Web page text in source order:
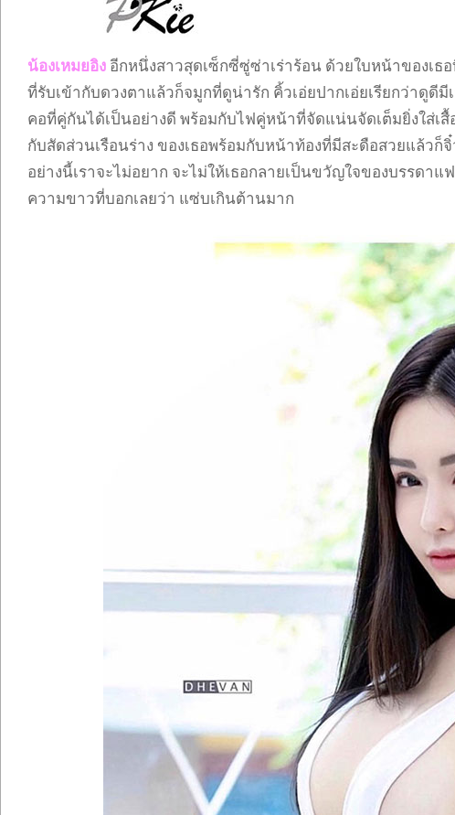
น้องเหมยอิง อีกหนึ่งสาวสุดเซ็กซี่ซู่ซ่าเร่าร้อน ด้วยใบหน้าของเ
ที่รับเข้ากับดวงตาแล้วก็จมูกที่ดูน่ารัก คิ้วเอ่ยปากเอ่ยเรียกว่าดูดี
คอที่คู่กันได้เป็นอย่างดี พร้อมกับไฟคู่หน้าที่จัดแน่นจัดเต็มยิ่งใส่เ
กับสัดส่วนเรือนร่าง ของเธอพร้อมกับหน้าท้องที่มีสะดือสวยแล้ว
อย่างนี้เราจะไม่อยาก จะไม่ให้เธอกลายเป็นขวัญใจของบรรดา
ความขาวที่บอกเลยว่า แซ่บเกินต้านมาก